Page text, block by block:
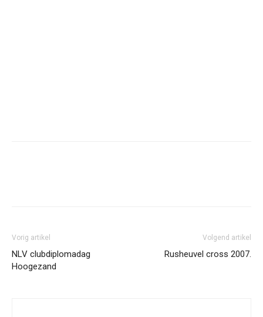
Vorig artikel
NLV clubdiplomadag
Hoogezand
Volgend artikel
Rusheuvel cross 2007.